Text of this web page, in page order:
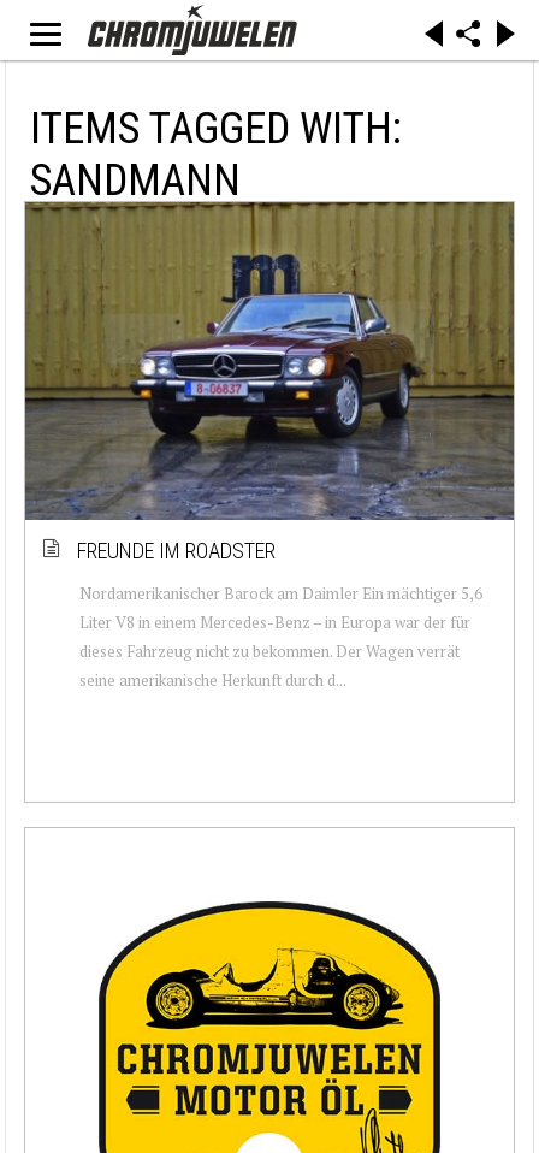
ITEMS TAGGED WITH:
SANDMANN
FREUNDE IM ROADSTER
Nordamerikanischer Barock am Daimler Ein mächtiger 5,6
Liter V8 in einem Mercedes-Benz – in Europa war der für
dieses Fahrzeug nicht zu bekommen. Der Wagen verrät
seine amerikanische Herkunft durch d...